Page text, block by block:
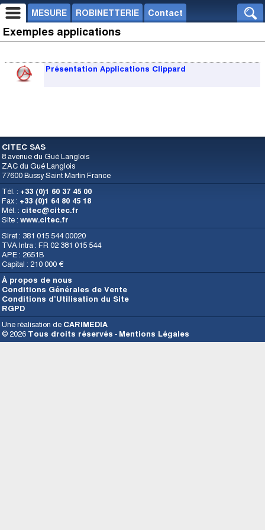
MESURE ROBINETTERIE Contact
Exemples applications
Présentation Applications Clippard
CITEC SAS
8 avenue du Gué Langlois
ZAC du Gué Langlois
77600 Bussy Saint Martin France
Tél. : +33 (0)1 60 37 45 00
Fax : +33 (0)1 64 80 45 18
Mél. : citec@citec.fr
Site : www.citec.fr
Siret : 381 015 544 00020
TVA Intra : FR 02 381 015 544
APE : 2651B
Capital : 210 000 €
À propos de nous
Conditions Générales de Vente
Conditions d’Utilisation du Site
RGPD
Une réalisation de CARIMEDIA
© 2026 Tous droits réservés - Mentions Légales